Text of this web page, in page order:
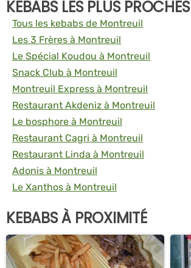
KEBABS LES PLUS PROCHES
Tous les kebabs de Montreuil
Les 3 Frères à Montreuil
Le Spécial Koudou à Montreuil
Snack Club à Montreuil
Montreuil Express à Montreuil
Restaurant Akdeniz à Montreuil
Le bosphore à Montreuil
Restaurant Cagri à Montreuil
Restaurant Linda à Montreuil
Adonis à Montreuil
Le Xanthos à Montreuil
KEBABS À PROXIMITÉ